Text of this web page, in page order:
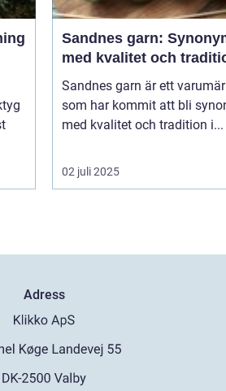
Sandnes garn:
med kvalitet och
Sandnes garn är ett
som har kommit att bli
med kvalitet och tradition i...
02 juli 2025
Adress